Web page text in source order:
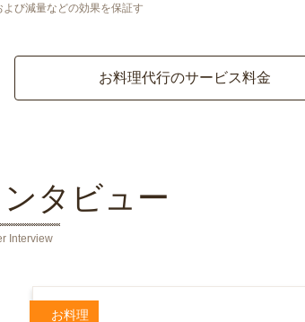
び減量などの効果を保証す
お料理代行のサービス料金
タビュー
Interview
お料理